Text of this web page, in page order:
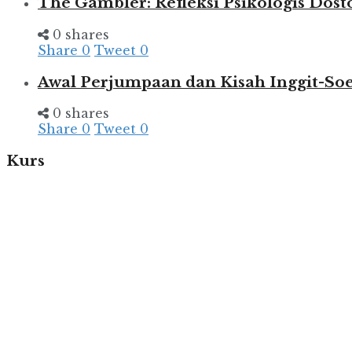
0 shares
Share 0 Tweet 0
Awal Perjumpaan dan Kisah Inggit-
0 shares
Share 0 Tweet 0
Kurs